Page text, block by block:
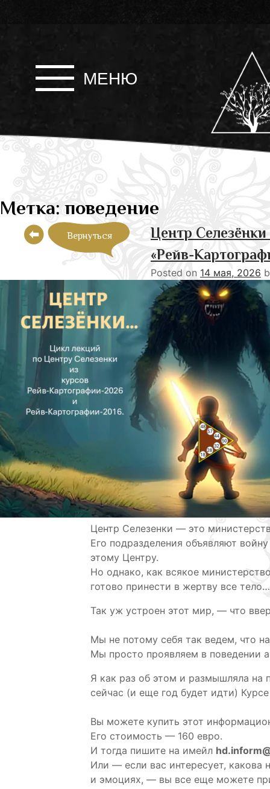
МЕНЮ
Метка:поведение
Вернуться
Центр
«Рейв-
Posted on 14 мая, 2026
Центр Селезенки — это
Его подразделения объявляют
этому Центру.
Но однако, как всякое
готово принести в жертву все
Так уж устроен этот мир, — что
Мы не потому себя так ведем, что
Мы просто проявляем в поведении
Я как раз об этом и размышляла на
сейчас (и еще год будет идти)
Вы можете купить этот
Его стоимость — 160 евро.
И тогда пишите на имейл
Или — если вас интересует, какова
и эмоциях, — вы все еще можете